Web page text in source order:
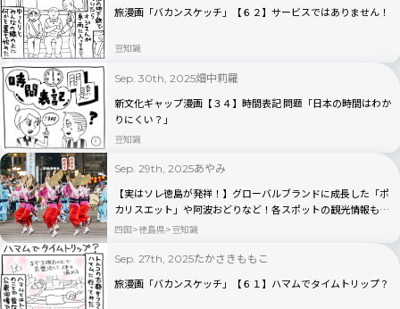
旅漫画「バカンスケッチ」【６２】サービスではありません！
豆知識
Sep. 30th, 2025畑中莉羅
新文化ギャップ漫画【３４】時間表記 問題「日本の時間はわか
りにくい？」
豆知識
Sep. 29th, 2025あやみ
【実はソレ徳島が発祥！】グローバルブランドに成長した「ポ
カリスエット」や阿波おどりなど！各スポットの観光情報も紹
介
四国 徳島県 豆知識
Sep. 27th, 2025たかさきももこ
旅漫画「バカンスケッチ」【６１】ハマムでタイムトリップ？